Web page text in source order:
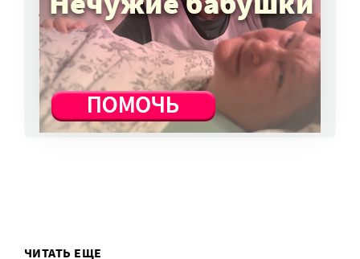
о персональных данных. Как этого
избежать?
7 авг, 13:13
ВСЕ НОВОСТИ
ЧИТАТЬ ЕЩЕ